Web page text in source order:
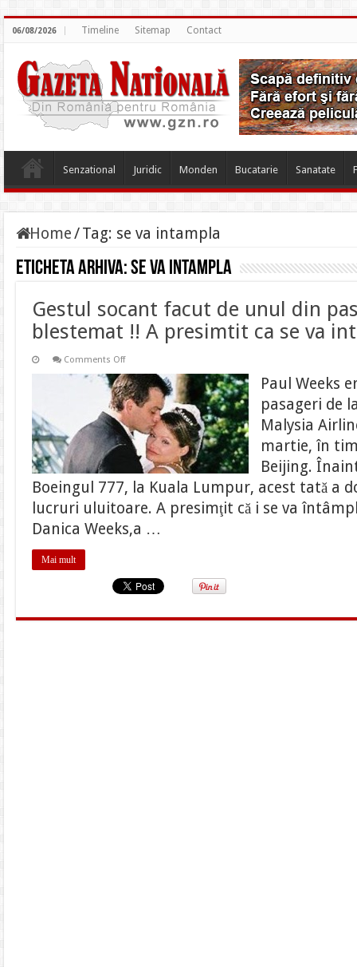
06/08/2026 Timeline Sitemap Contact
Senzational Juridic Monden Bucatarie Sanatate
Home/Tag: se va intampla
Eticheta arhiva:se va intampla
Gestul socant facut de unul din
blestemat !! A presimtit ca se va
Comments Offon
socant
facut
de
unul
din
pasagerii
avionului
blestemat
A
presimtit
ca
se
va
intampla
ceva
Paul Weeks
pasageri de
Malysia
martie, în
Beijing.
Boeingul 777, la Kuala Lumpur, acest tată a
lucruri uluitoare. A presimţit că i se va
Danica Weeks,a …
Mai mult